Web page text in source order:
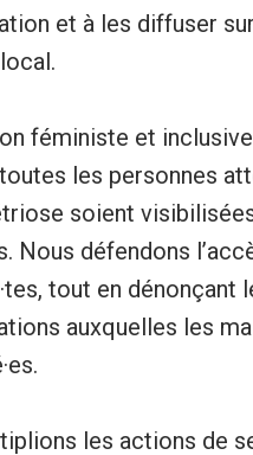
et à les diffuser
féministe et
les personnes
soient
Nous défendons
tout en dénonçant
auxquelles les
les actions de